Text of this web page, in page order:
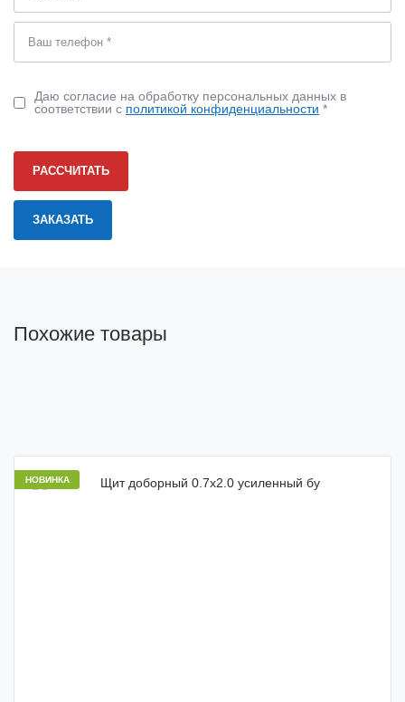
Даю согласие на обработку персональных данных в
соответствии с политикой конфиденциальности *
РАССЧИТАТЬ
Похожие товары
НОВИНКА